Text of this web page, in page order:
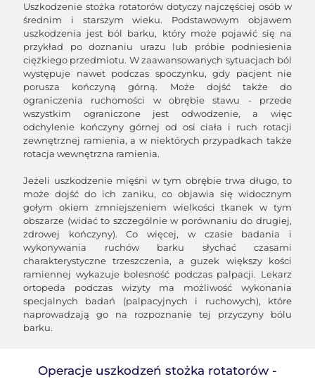
Uszkodzenie stożka rotatorów dotyczy najczęściej osób w
średnim i starszym wieku. Podstawowym objawem
uszkodzenia jest ból barku, który może pojawić się na
przykład po doznaniu urazu lub próbie podniesienia
ciężkiego przedmiotu. W zaawansowanych sytuacjach ból
występuje nawet podczas spoczynku, gdy pacjent nie
porusza kończyną górną. Może dojść także do
ograniczenia ruchomości w obrębie stawu - przede
wszystkim ograniczone jest odwodzenie, a więc
odchylenie kończyny górnej od osi ciała i ruch rotacji
zewnętrznej ramienia, a w niektórych przypadkach także
rotacja wewnętrzna ramienia.
Jeżeli uszkodzenie mięśni w tym obrębie trwa długo, to
może dojść do ich zaniku, co objawia się widocznym
gołym okiem zmniejszeniem wielkości tkanek w tym
obszarze (widać to szczególnie w porównaniu do drugiej,
zdrowej kończyny). Co więcej, w czasie badania i
wykonywania ruchów barku słychać czasami
charakterystyczne trzeszczenia, a guzek większy kości
ramiennej wykazuje bolesność podczas palpacji. Lekarz
ortopeda podczas wizyty ma możliwość wykonania
specjalnych badań (palpacyjnych i ruchowych), które
naprowadzają go na rozpoznanie tej przyczyny bólu
barku.
Operacje uszkodzeń stożka rotatorów -